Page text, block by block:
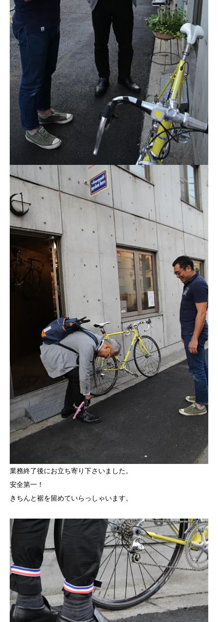
業務終了後にお立ち寄り下さいました。
安全第一！
きちんと裾を留めていらっしゃいます。